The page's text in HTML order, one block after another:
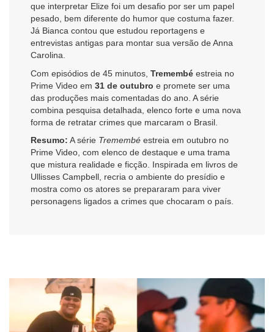
que interpretar Elize foi um desafio por ser um papel
pesado, bem diferente do humor que costuma fazer.
Já Bianca contou que estudou reportagens e
entrevistas antigas para montar sua versão de Anna
Carolina.
Com episódios de 45 minutos, Tremembé estreia no
Prime Video em 31 de outubro e promete ser uma
das produções mais comentadas do ano. A série
combina pesquisa detalhada, elenco forte e uma nova
forma de retratar crimes que marcaram o Brasil.
Resumo: A série Tremembé estreia em outubro no
Prime Video, com elenco de destaque e uma trama
que mistura realidade e ficção. Inspirada em livros de
Ullisses Campbell, recria o ambiente do presídio e
mostra como os atores se prepararam para viver
personagens ligados a crimes que chocaram o país.